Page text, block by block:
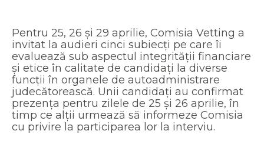
Pentru 25, 26 și 29 aprilie, Comisia Vetting a
invitat la audieri cinci subiecți pe care îi
evaluează sub aspectul integrității financiare
și etice în calitate de candidați la diverse
funcții în organele de autoadministrare
judecătorească. Unii candidați au confirmat
prezența pentru zilele de 25 și 26 aprilie, în
timp ce alții urmează să informeze Comisia
cu privire la participarea lor la interviu.